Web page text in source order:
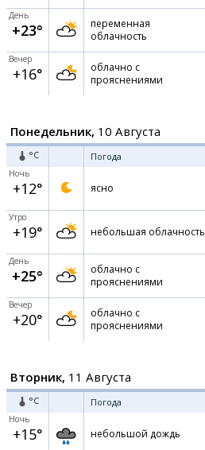
День
+23°
переменная
облачность
Вечер
+16°
облачно с
прояснениями
Понедельник, 10 Августа
°C Погода
Ночь
+12° ясно
Утро
+19° небольшая облачность
День
+25°
облачно с
прояснениями
Вечер
+20°
облачно с
прояснениями
Вторник, 11 Августа
°C Погода
Ночь
+15° небольшой дождь